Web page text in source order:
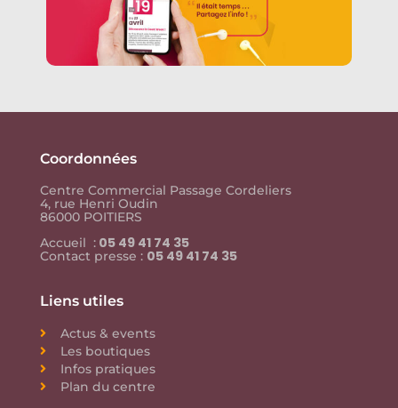
Coordonnées
Centre Commercial Passage Cordeliers
4, rue Henri Oudin
86000 POITIERS
Accueil : 05 49 41 74 35
Contact presse : 05 49 41 74 35
Liens utiles
Actus & events
Les boutiques
Infos pratiques
Plan du centre